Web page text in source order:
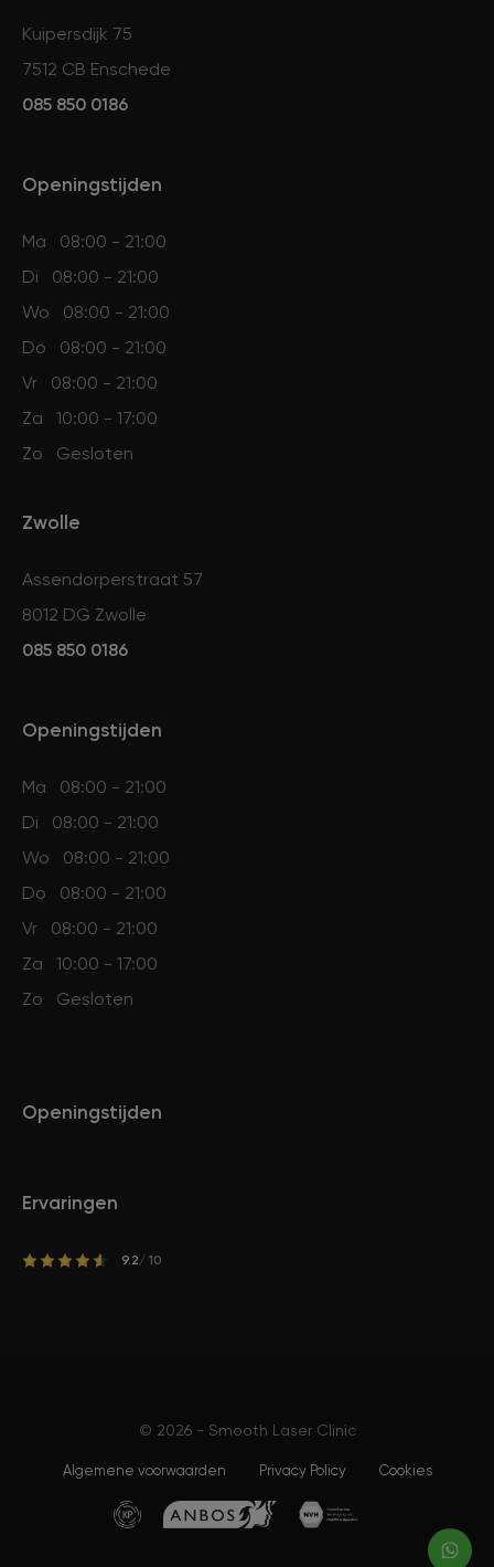
Kuipersdijk 75
7512 CB Enschede
085 850 0186
Openingstijden
Ma
08:00 - 21:00
Di
08:00 - 21:00
Wo
08:00 - 21:00
Do
08:00 - 21:00
Vr
08:00 - 21:00
Za
10:00 - 17:00
Zo
Gesloten
Zwolle
Assendorperstraat 57
8012 DG Zwolle
085 850 0186
Openingstijden
Ma
08:00 - 21:00
Di
08:00 - 21:00
Wo
08:00 - 21:00
Do
08:00 - 21:00
Vr
08:00 - 21:00
Za
10:00 - 17:00
Zo
Gesloten
Openingstijden
Ervaringen
9.2/ 10
© 2026 - Smooth Laser Clinic
Algemene voorwaarden Privacy Policy Cookies